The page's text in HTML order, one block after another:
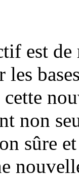
est de
non
sûre